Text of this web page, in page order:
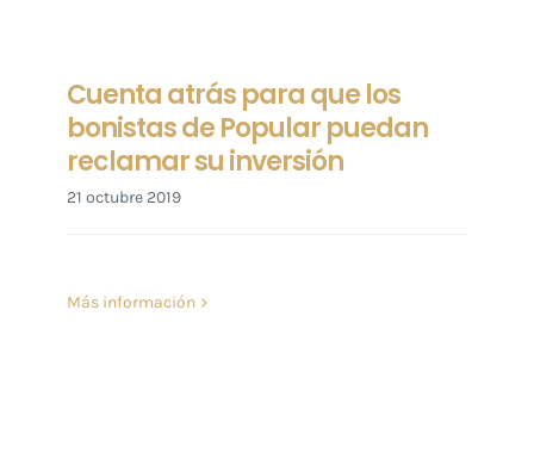
Cuenta atrás para que los
bonistas de Popular puedan
reclamar su inversión
21 octubre 2019
Más información